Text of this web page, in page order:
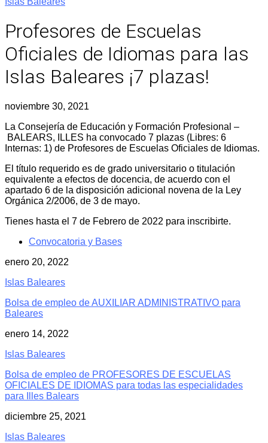
Profesores de Escuelas
Oficiales de Idiomas para las
Islas Baleares ¡7 plazas!
noviembre 30, 2021
La Consejería de Educación y Formación Profesional –
BALEARS, ILLES ha convocado 7 plazas (Libres: 6
Internas: 1) de Profesores de Escuelas Oficiales de Idiomas.
El título requerido es de grado universitario o titulación
equivalente a efectos de docencia, de acuerdo con el
apartado 6 de la disposición adicional novena de la Ley
Orgánica 2/2006, de 3 de mayo.
Tienes hasta el 7 de Febrero de 2022 para inscribirte.
Convocatoria y Bases
enero 20, 2022
Islas Baleares
Bolsa de empleo de AUXILIAR ADMINISTRATIVO para
Baleares
enero 14, 2022
Islas Baleares
Bolsa de empleo de PROFESORES DE ESCUELAS
OFICIALES DE IDIOMAS para todas las especialidades
para Illes Balears
diciembre 25, 2021
Islas Baleares